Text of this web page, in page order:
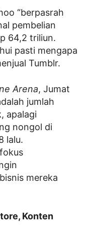
“berpasrah
pembelian
64,2 triliun.
pasti mengapa
Tumblr.
Arena, Jumat
jumlah
apalagi
nongol di
lalu.
mereka
Konten